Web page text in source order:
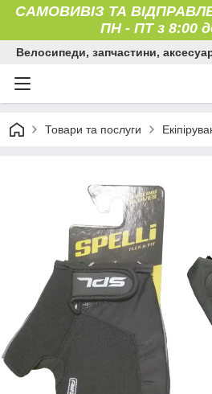
САМОВИВІЗ ТА
ПН - ПТ з 8:00
Велосипеди, запчастини,
Товари та послуги